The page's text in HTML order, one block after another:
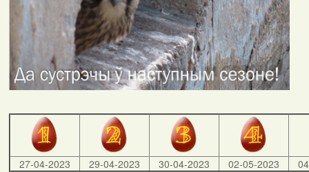
27-04-2023 29-04-2023 30-04-2023 02-05-2023